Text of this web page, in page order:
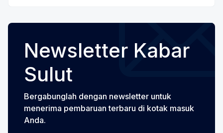
Newsletter Kabar
Sulut
Bergabunglah dengan newsletter untuk
menerima pembaruan terbaru di kotak masuk
Anda.